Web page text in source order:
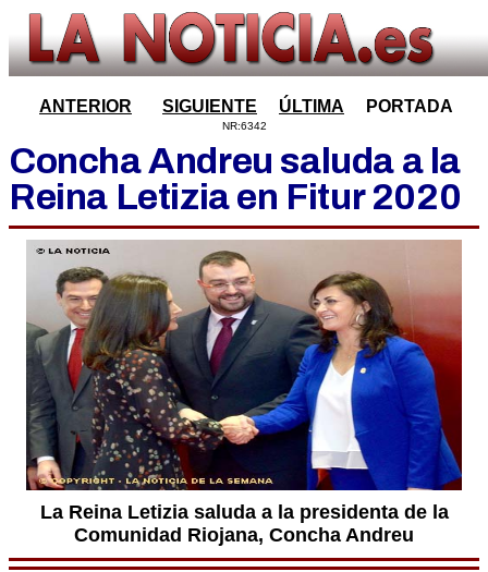
ANTERIOR SIGUIENTE ÚLTIMA PORTADA
NR:6342
Concha Andreu saluda a la
Reina Letizia en Fitur 2020
La Reina Letizia saluda a la presidenta de la
Comunidad Riojana, Concha Andreu